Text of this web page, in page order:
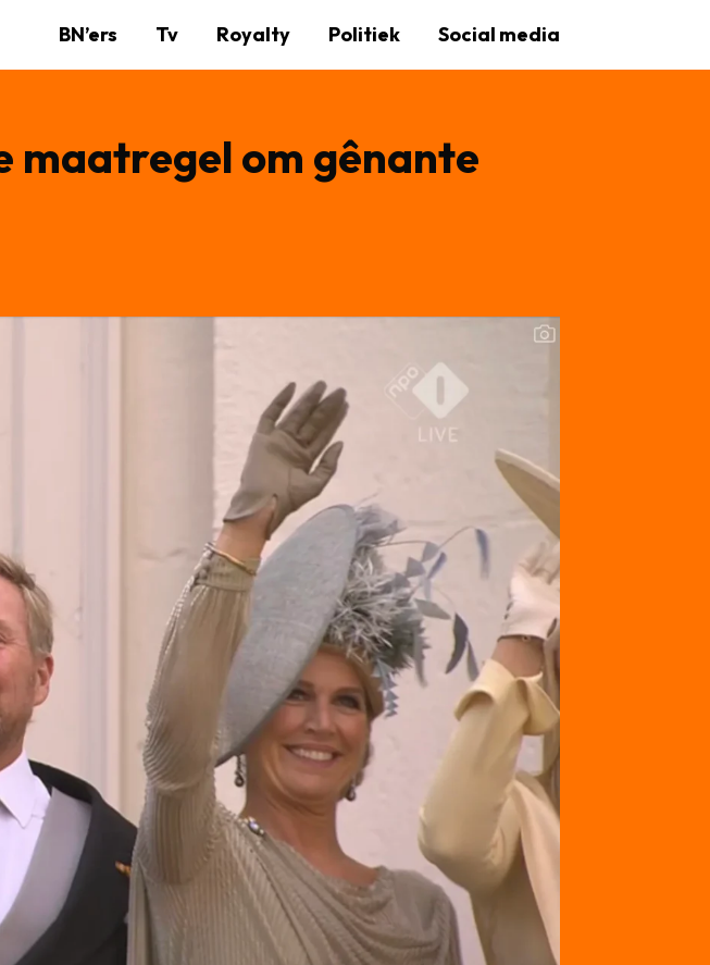
BN’ers Tv Royalty Politiek Social media
maatregel om gênante